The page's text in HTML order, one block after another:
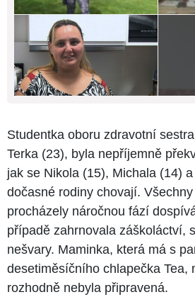
Studentka oboru zdravotní
Terka (23), byla nepříjemně
jak se Nikola (15), Michala (14)
dočasné rodiny chovají.
procházely náročnou fází
případě zahrnovala záškoláctví,
nešvary. Maminka, která má s
desetiměsíčního chlapečka Tea,
rozhodně nebyla připravená.